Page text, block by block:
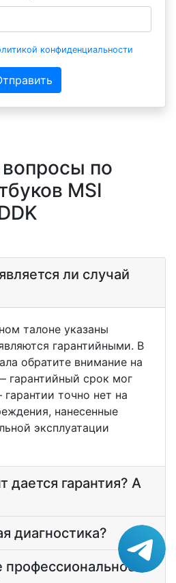
конфиденциальности
по
MSI
ли случай
талоне указаны
гарантийными. В
обратите внимание на
гарантийный срок мог
точно нет на
нанесенные
эксплуатации
дается гарантия? А
диагностика?
профессиональное